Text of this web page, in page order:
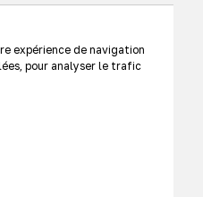
Chasse
expérience de navigation
pour analyser le trafic